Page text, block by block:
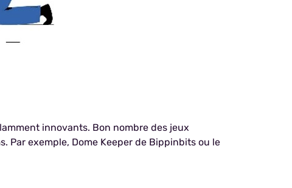
innovants. Bon nombre des jeux
Par exemple, Dome Keeper de Bippinbits ou le